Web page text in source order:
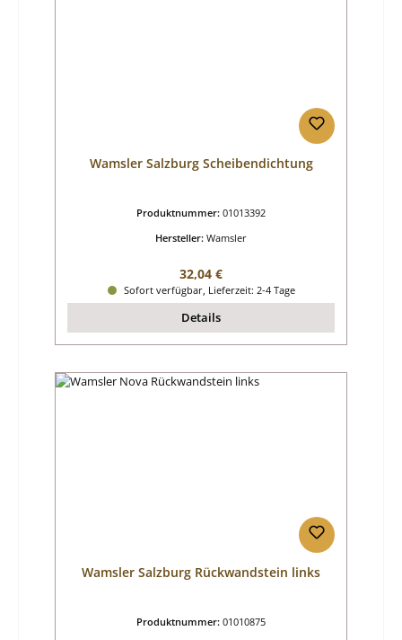
Wamsler Salzburg Scheibendichtung
Produktnummer: 01013392
Hersteller: Wamsler
Regulärer Preis:
32,04 €
Sofort verfügbar, Lieferzeit: 2-4 Tage
Details
Wamsler Salzburg Rückwandstein links
Produktnummer: 01010875